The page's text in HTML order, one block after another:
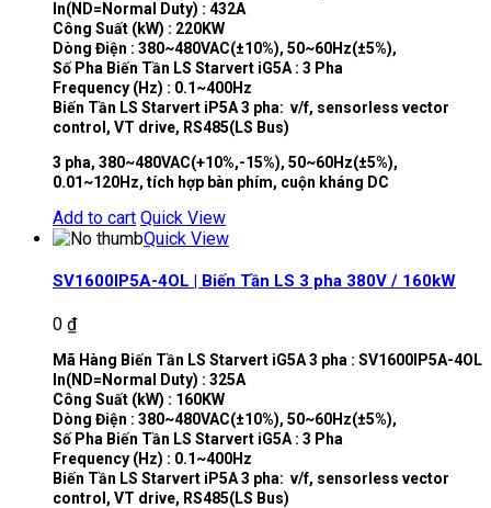
In(ND=Normal Duty) : 432A
Công Suất (kW) : 220KW
Dòng Điện : 380~480VAC(±10%), 50~60Hz(±5%),
Số Pha Biến Tần LS Starvert iG5A : 3 Pha
Frequency (Hz) : 0.1~400Hz
Biến Tần LS Starvert iP5A 3 pha: v/f, sensorless vector
control, VT drive, RS485(LS Bus)
3 pha, 380~480VAC(+10%,-15%), 50~60Hz(±5%),
0.01~120Hz, tích hợp bàn phím, cuộn kháng DC
Add to cart Quick View
Quick View
SV1600IP5A-4OL | Biến Tần LS 3 pha 380V / 160kW
0 ₫
Mã Hàng Biến Tần LS Starvert iG5A 3 pha : SV1600IP5A-4OL
In(ND=Normal Duty) : 325A
Công Suất (kW) : 160KW
Dòng Điện : 380~480VAC(±10%), 50~60Hz(±5%),
Số Pha Biến Tần LS Starvert iG5A : 3 Pha
Frequency (Hz) : 0.1~400Hz
Biến Tần LS Starvert iP5A 3 pha: v/f, sensorless vector
control, VT drive, RS485(LS Bus)